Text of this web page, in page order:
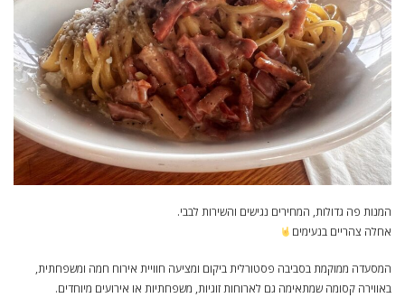
המנות פה גדולות, המחירים נגישים והשירות לבבי.
אחלה צהריים בנעימים
המסעדה ממוקמת בסביבה פסטורלית ביקום ומציעה חוויית אירוח חמה ומשפחתית,
באווירה קסומה שמתאימה גם לארוחות זוגיות, משפחתיות או אירועים מיוחדים.